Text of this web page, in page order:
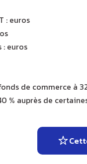
: euros
: euros
de commerce à
% auprès de